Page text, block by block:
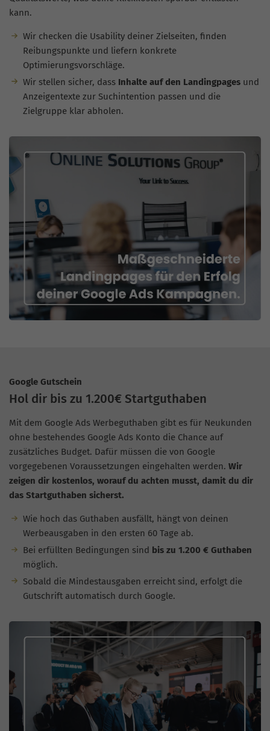
kann.
Wir checken die Usability deiner Zielseiten, finden
Reibungspunkte und liefern konkrete
Optimierungsvorschläge.
Wir stellen sicher, dass Inhalte auf den Landingpagesund
Anzeigentexte zur Suchintention passen und die
Zielgruppe klar abholen.
Google Gutschein
Hol dir bis zu 1.200€ Startguthaben
Mit dem Google Ads Werbeguthaben gibt es für Neukunden
ohne bestehendes Google Ads Konto die Chance auf
zusätzliches Budget. Dafür müssen die von Google
vorgegebenen Voraussetzungen eingehalten werden. Wir
zeigen dir kostenlos, worauf du achten musst, damit du dir
das Startguthaben sicherst.
Wie hoch das Guthaben ausfällt, hängt von deinen
Werbeausgaben in den ersten 60 Tage ab.
Bei erfüllten Bedingungen sind bis zu 1.200 € Guthaben
möglich.
Sobald die Mindestausgaben erreicht sind, erfolgt die
Gutschrift automatisch durch Google.